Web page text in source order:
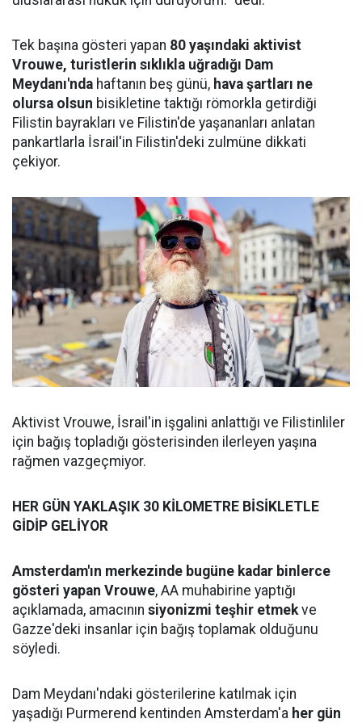
Tek başına gösteri yapan 80 yaşındaki aktivist
Vrouwe, turistlerin sıklıkla uğradığı Dam
Meydanı'nda haftanın beş günü, hava şartları ne
olursa olsun bisikletine taktığı römorkla getirdiği
Filistin bayrakları ve Filistin'de yaşananları anlatan
pankartlarla İsrail'in Filistin'deki zulmüne dikkati
çekiyor.
Aktivist Vrouwe, İsrail'in işgalini anlattığı ve Filistinliler
için bağış topladığı gösterisinden ilerleyen yaşına
rağmen vazgeçmiyor.
HER GÜN YAKLAŞIK 30 KİLOMETRE BİSİKLETLE
GİDİP GELİYOR
Amsterdam'ın merkezinde bugüne kadar binlerce
gösteri yapan Vrouwe, AA muhabirine yaptığı
açıklamada, amacının siyonizmi teşhir etmekve
Gazze'deki insanlar için bağış toplamak olduğunu
söyledi.
Dam Meydanı'ndaki gösterilerine katılmak için
yaşadığı Purmerend kentinden Amsterdam'a her gün